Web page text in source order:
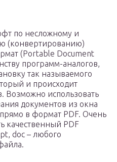
по несложному и
(конвертированию)
(Portable Document
программ-аналогов,
так называемого
и происходит
Возможно использовать
документов из окна
в формат PDF. Очень
качественный PDF
doc – любого